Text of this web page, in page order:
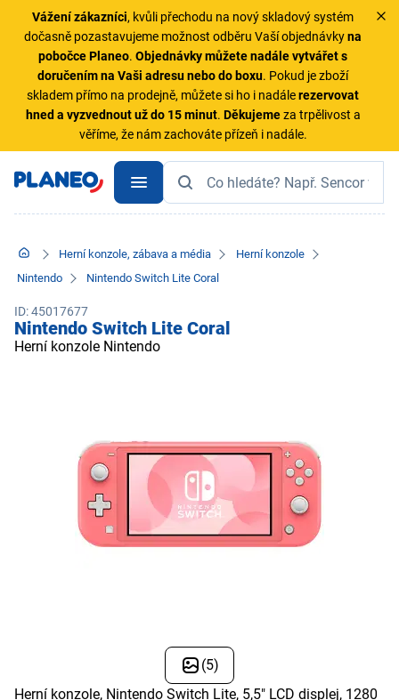
Vážení zákazníci, kvůli přechodu na nový skladový systém
dočasně pozastavujeme možnost odběru Vaší objednávkyna
pobočce Planeo.Objednávky můžete nadále vytvářet s
doručením na Vaši adresu nebo do boxu. Pokud je zboží
skladem přímo na prodejně, můžete si ho i nadálerezervovat
hned a vyzvednout už do 15 minut. Děkujemeza trpělivost a
věříme, že nám zachováte přízeň i nadále.
Herní konzole, zábava a média
Herní konzole
Nintendo
Nintendo Switch Lite Coral
ID: 45017677
Nintendo Switch Lite Coral
Herní konzole Nintendo
(5)
Herní konzole, Nintendo Switch Lite, 5,5" LCD displej, 1280